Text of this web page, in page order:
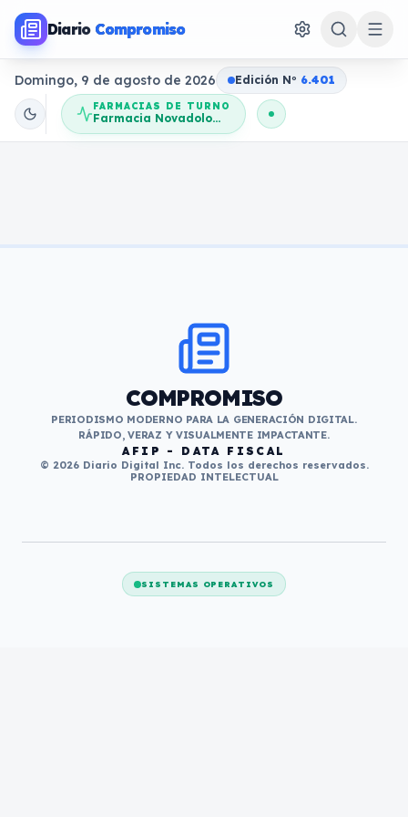
Diario Compromiso
Domingo, 9 de agosto de 2026 Edición No 6.401
FARMACIAS DE TURNO
Farmacia Novadolores
COMPROMISO
PERIODISMO MODERNO PARA LA GENERACIÓN DIGITAL.
RÁPIDO, VERAZ Y VISUALMENTE IMPACTANTE.
AFIP - DATA FISCAL
© 2026 Diario Digital Inc. Todos los derechos reservados.
PROPIEDAD INTELECTUAL
SISTEMAS OPERATIVOS